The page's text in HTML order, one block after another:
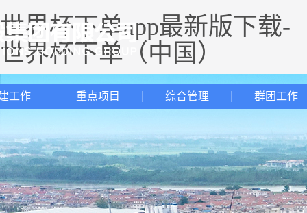
世界杯下单app最新版下载-
世界杯下单（中国）
工作 重点项目 综合管理 群团工作